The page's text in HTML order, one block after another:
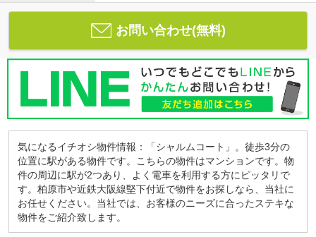
お問い合わせ(無料)
気になるイチオシ物件情報：「シャルムコート」。徒歩3分の
位置に駅がある物件です。こちらの物件はマンションです。物
件の周辺に駅が2つあり、よく電車を利用する方にピッタリで
す。柏原市や近鉄大阪線堅下付近で物件をお探しなら、当社に
お任せください。当社では、お客様のニーズに合ったステキな
物件をご紹介致します。